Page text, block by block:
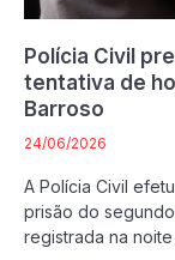
Polícia Civil
tentativa de
Barroso
24/06/2026
A Polícia Civil
prisão do
registrada na